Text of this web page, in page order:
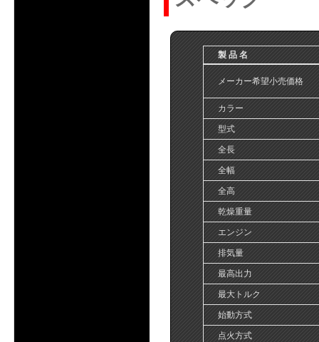
製 品 名
メーカー希望小売価格
カラー
型式
全長
全幅
全高
乾燥重量
エンジン
排気量
最高出力
最大トルク
始動方式
点火方式